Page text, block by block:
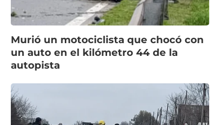
Murió un motociclista que chocó con
un auto en el kilómetro 44 de la
autopista